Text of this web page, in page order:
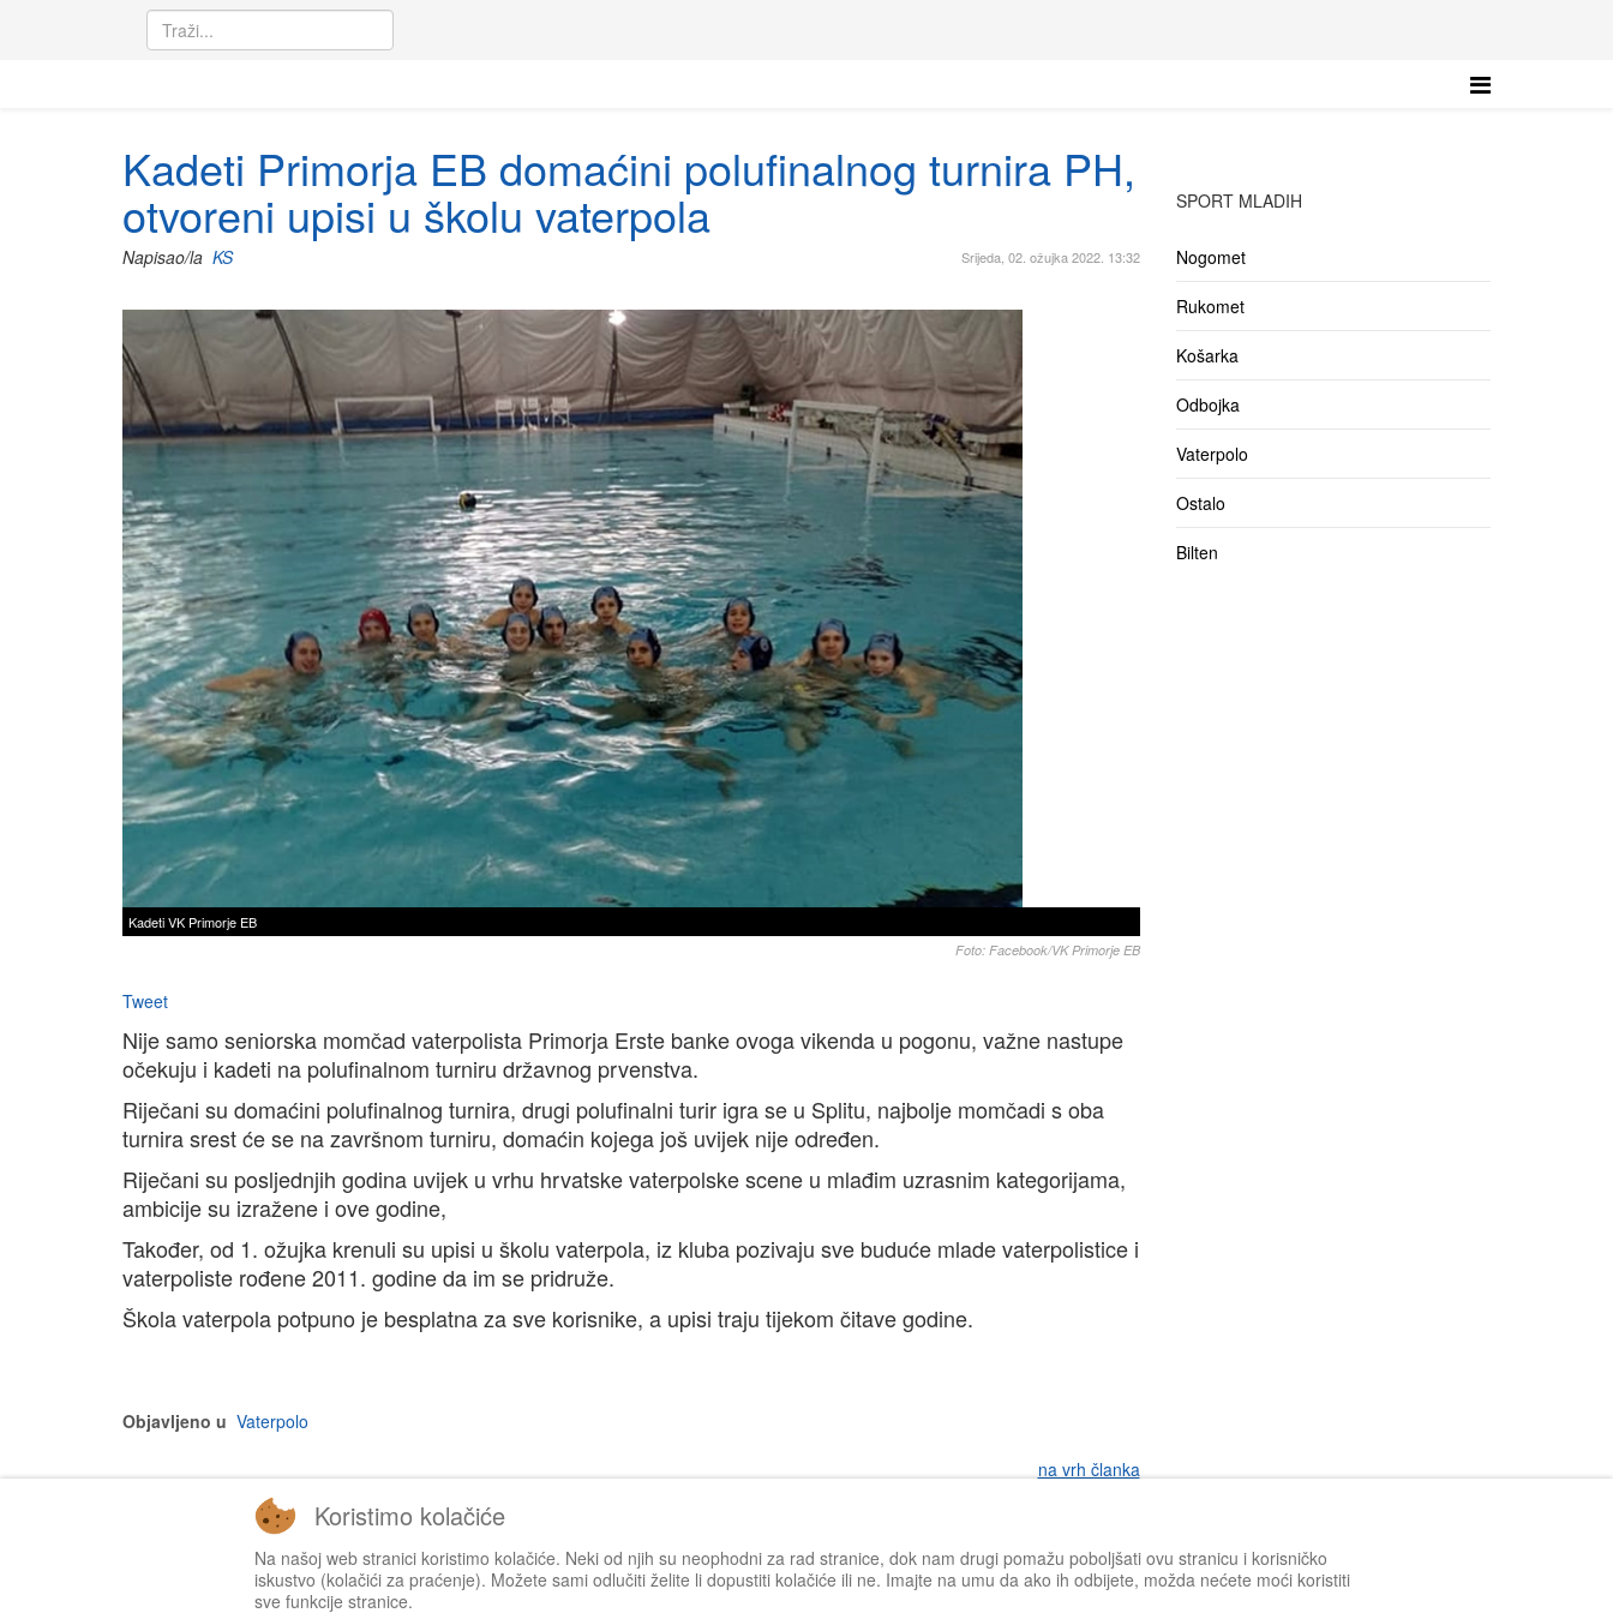
Kadeti Primorja EB domaćini polufinalnog turnira PH,
otvoreni upisi u školu vaterpola
Srijeda, 02. ožujka 2022. 13:32
Napisao/la KS
Kadeti VK Primorje EB
Foto: Facebook/VK Primorje EB
Tweet
Nije samo seniorska momčad vaterpolista Primorja Erste banke ovoga vikenda u pogonu, važne nastupe
očekuju i kadeti na polufinalnom turniru državnog prvenstva.
Riječani su domaćini polufinalnog turnira, drugi polufinalni turir igra se u Splitu, najbolje momčadi s oba
turnira srest će se na završnom turniru, domaćin kojega još uvijek nije određen.
Riječani su posljednjih godina uvijek u vrhu hrvatske vaterpolske scene u mlađim uzrasnim kategorijama,
ambicije su izražene i ove godine,
Također, od 1. ožujka krenuli su upisi u školu vaterpola, iz kluba pozivaju sve buduće mlade vaterpolistice i
vaterpoliste rođene 2011. godine da im se pridruže.
Škola vaterpola potpuno je besplatna za sve korisnike, a upisi traju tijekom čitave godine.
Objavljeno u Vaterpolo
na vrh članka
SPORT MLADIH
Nogomet
Rukomet
Košarka
Odbojka
Vaterpolo
Ostalo
Bilten
Impressum
Koristimo kolačiće
Na našoj web stranici koristimo kolačiće. Neki od njih su neophodni za rad stranice, dok nam drugi pomažu poboljšati ovu stranicu i korisničko
iskustvo (kolačići za praćenje). Možete sami odlučiti želite li dopustiti kolačiće ili ne. Imajte na umu da ako ih odbijete, možda nećete moći koristiti
sve funkcije stranice.